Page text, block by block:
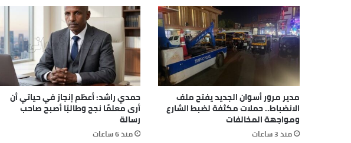
مدير مرور أسوان الجديد يفتح ملف
الانضباط.. حملات مكثفة لضبط الشارع
ومواجهة المخالفات
منذ 3 ساعات
حمدي راشد: أعظم إنجاز في حياتي أن
أرى معلمًا نجح وطالبًا أصبح صاحب
رسالة
منذ 6 ساعات